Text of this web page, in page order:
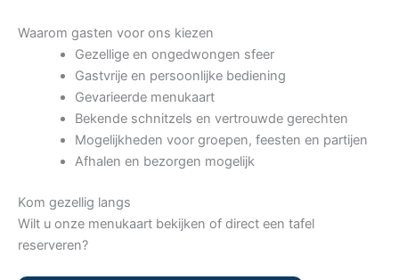
Waarom gasten voor ons kiezen
Gezellige en ongedwongen sfeer
Gastvrije en persoonlijke bediening
Gevarieerde menukaart
Bekende schnitzels en vertrouwde gerechten
Mogelijkheden voor groepen, feesten en partijen
Afhalen en bezorgen mogelijk
Kom gezellig langs
Wilt u onze menukaart bekijken of direct een tafel
reserveren?